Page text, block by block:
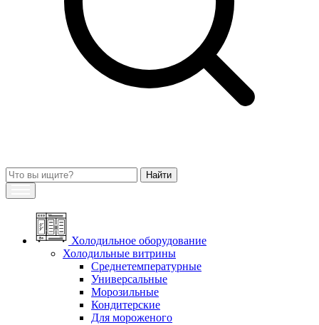
Холодильное оборудование
Холодильные витрины
Среднетемпературные
Универсальные
Морозильные
Кондитерские
Для мороженого